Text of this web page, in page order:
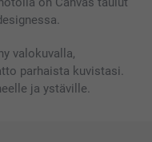
valokuvalla,
parhaista kuvistasi.
ja ystäville.